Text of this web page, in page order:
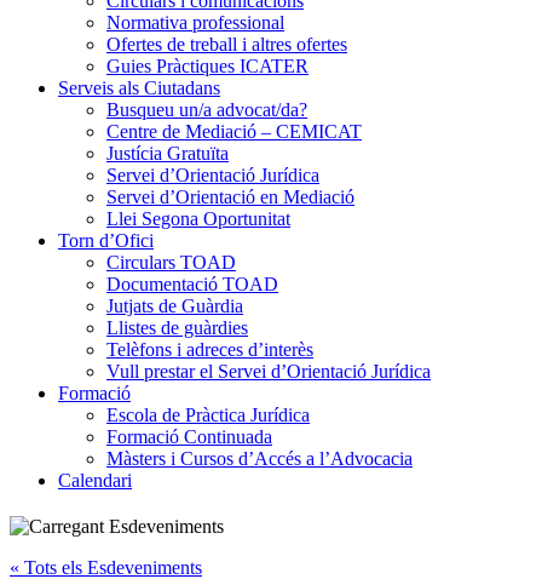
Normativa professional
Ofertes de treball i altres ofertes
Guies Pràctiques ICATER
Serveis als Ciutadans
Busqueu un/a advocat/da?
Centre de Mediació – CEMICAT
Justícia Gratuïta
Servei d’Orientació Jurídica
Servei d’Orientació en Mediació
Llei Segona Oportunitat
Torn d’Ofici
Circulars TOAD
Documentació TOAD
Jutjats de Guàrdia
Llistes de guàrdies
Telèfons i adreces d’interès
Vull prestar el Servei d’Orientació Jurídica
Formació
Escola de Pràctica Jurídica
Formació Continuada
Màsters i Cursos d’Accés a l’Advocacia
Calendari
« Tots els Esdeveniments